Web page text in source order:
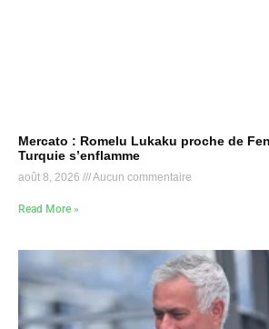
Mercato : Romelu Lukaku proche de
Turquie s’enflamme
août 8, 2026 Aucun commentaire
Read More »